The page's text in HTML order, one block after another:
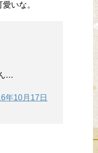
いな。
…
年10月17日